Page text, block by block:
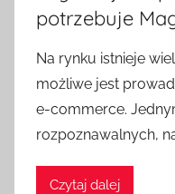
potrzebuje
Na rynku istnieje
możliwe jest
e-commerce.
rozpoznawalnych,
Czytaj dalej